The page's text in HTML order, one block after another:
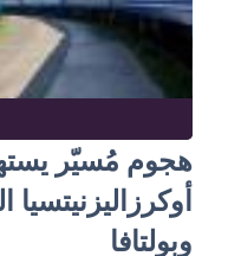
هجوم مُسيّر
وبولتافا